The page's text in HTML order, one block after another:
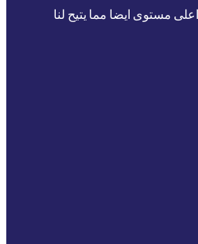
مستوى ايضا مما يتيح لنا